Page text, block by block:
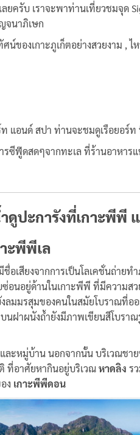
ยครับ เราจะพาท่านเที่ยวชมจุ
จนาภิเษก
ของเกาะภูเก็ตอย่างสวยงาม , ไ
ท แอนด์ สปา ท่านจะชมดูเรือยอ
ซีฟู๊ดสดๆจากทะเล ที่ร้านอาหาร
ปะการังที่เกาะพีพี
ะพีพีเล
อเสียงจากการเป็นโลเคชั่นถ่าย
ซ่อนอยู่ด้านในเกาะพีพี ที่มีความส
ลมมรสุมของคนในสมัยโบราณที่
าผนังถ้ำยังมีภาพเขียนสีโบราณ
ะหมู่บ้าน นอกจากนั้น บริเวณชา
ที่อาศัยหากินอยู่บริเวณหาดลิง ร
ง เกาะพีพีดอน